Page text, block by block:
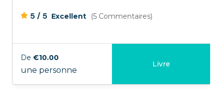
5 /5 Excellent (5 Commentaires)
De €10.00
une personne
Livre